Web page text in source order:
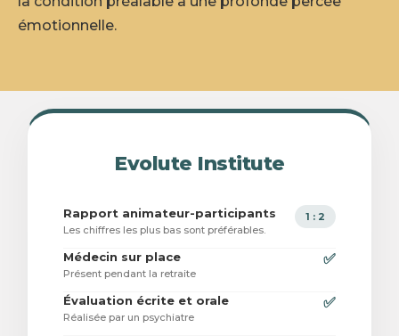
émotionnelle.
Evolute Institute
Rapport animateur-participants
Les chiffres les plus bas sont préférables.
1 : 2
Médecin sur place
Présent pendant la retraite
✅
Évaluation écrite et orale
Réalisée par un psychiatre
✅